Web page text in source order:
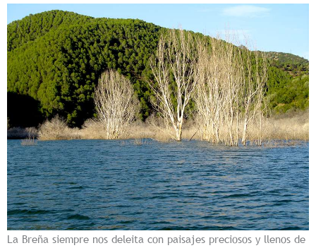
La Breña siempre nos deleita con paisajes preciosos y llenos de